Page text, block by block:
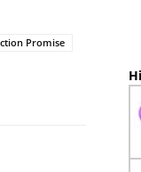
Promise